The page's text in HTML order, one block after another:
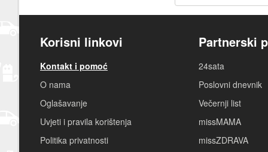
Korisni linkovi
Kontakt i pomoć
O nama
Oglašavanje
Uvjeti i pravila korištenja
Politika privatnosti
Partnerski
24sata
Poslovni dnevnik
Večernji list
missMAMA
missZDRAVA